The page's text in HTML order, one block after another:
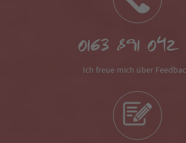
0163 891
Ich freue mich über